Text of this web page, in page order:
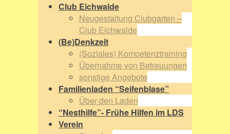
Club Eichwalde
Neugestaltung Clubgarten –
Club Eichwalde
(Be)Denkzeit
(Soziales) Kompetenztraining
Übernahme von Betreuungen
sonstige Angebote
Familienladen “Seifenblase”
Über den Laden
“Nesthilfe”- Frühe Hilfen im LDS
Verein